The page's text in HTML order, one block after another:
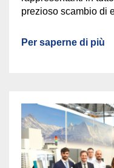
prezioso scambio di
Per saperne di più